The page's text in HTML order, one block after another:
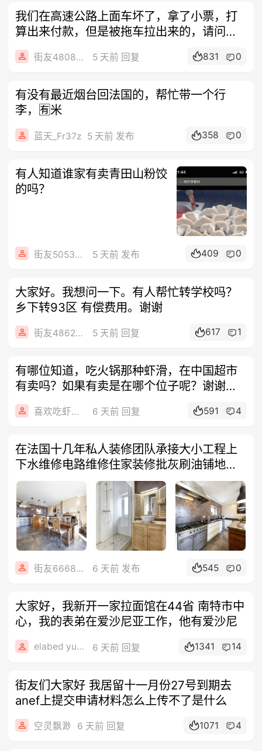
我们在高速公路上面车坏了，拿了小票，打
算出来付款，但是被拖车拉出来的，请问还
需要
街友48086004 5 天前 回复 831 0
有没有最近烟台回法国的，帮忙带一个行
李，🈶米
蓝天_Fr37z 5 天前 发布 358 0
有人知道谁家有卖青田山粉饺
的吗？
街友50536282 5 天前 发布 409 0
大家好。我想问一下。有人帮忙转学校吗？
乡下转93区 有偿费用。谢谢
街友48629007 5 天前 回复 617 1
有哪位知道，吃火锅那种虾滑，在中国超市
有卖吗？如果有卖是在哪个位子呢？谢谢告
知！
喜欢吃虾的聪明人 6 天前 回复 591 4
在法国十几年私人装修团队承接大小工程上
下水维修电路维修住家装修批灰刷油铺地板
贴瓷
街友66680326 6 天前 发布 545 0
大家好，我新开一家拉面馆在44省 南特市中
心，我的表弟在爱沙尼亚工作，他有爱沙尼
elabed yuhua 6 天前 回复 1341 14
街友们大家好 我居留十一月份27号到期去
anef上提交申请材料怎么上传不了是什么
空灵飘渺 6 天前 回复 1071 4